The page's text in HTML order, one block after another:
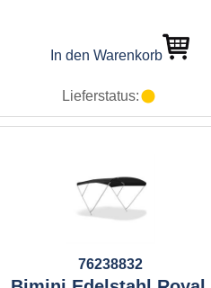
In den Warenkorb
Lieferstatus:
76238832